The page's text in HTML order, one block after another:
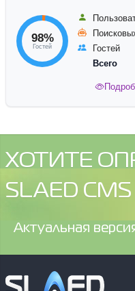
98%
Гостей
Гостей
Всего
ХОТИТЕ
SLAED
Aктуальная